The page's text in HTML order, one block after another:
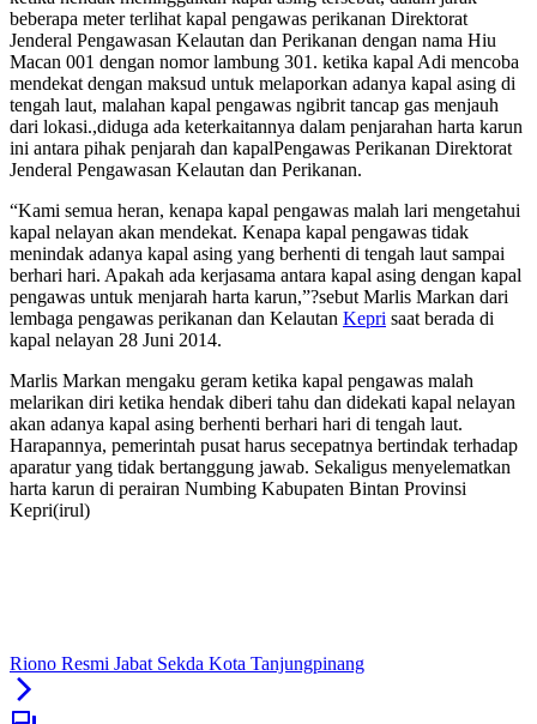
beberapa meter terlihat kapal pengawas perikanan Direktorat
Jenderal Pengawasan Kelautan dan Perikanan dengan nama Hiu
Macan 001 dengan nomor lambung 301. ketika kapal Adi mencoba
mendekat dengan maksud untuk melaporkan adanya kapal asing di
tengah laut, malahan kapal pengawas ngibrit tancap gas menjauh
dari lokasi.,diduga ada keterkaitannya dalam penjarahan harta karun
ini antara pihak penjarah dan kapalPengawas Perikanan Direktorat
Jenderal Pengawasan Kelautan dan Perikanan.
“Kami semua heran, kenapa kapal pengawas malah lari mengetahui
kapal nelayan akan mendekat. Kenapa kapal pengawas tidak
menindak adanya kapal asing yang berhenti di tengah laut sampai
berhari hari. Apakah ada kerjasama antara kapal asing dengan kapal
pengawas untuk menjarah harta karun,”?sebut Marlis Markan dari
lembaga pengawas perikanan dan Kelautan Kepri saat berada di
kapal nelayan 28 Juni 2014.
Marlis Markan mengaku geram ketika kapal pengawas malah
melarikan diri ketika hendak diberi tahu dan didekati kapal nelayan
akan adanya kapal asing berhenti berhari hari di tengah laut.
Harapannya, pemerintah pusat harus secepatnya bertindak terhadap
aparatur yang tidak bertanggung jawab. Sekaligus menyelematkan
harta karun di perairan Numbing Kabupaten Bintan Provinsi
Kepri(irul)
Riono Resmi Jabat Sekda Kota Tanjungpinang